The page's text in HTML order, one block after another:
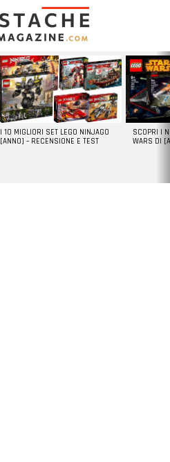
I 10 MIGLIORI SET LEGO NINJAGO
[ANNO] – RECENSIONE E TEST
SCOPRI I
WARS DI